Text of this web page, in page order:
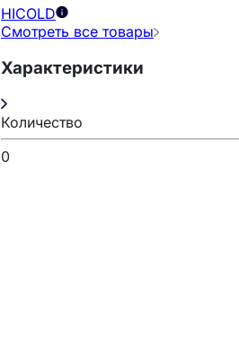
HICOLD
Смотреть все товары
Характеристики
Количество
0